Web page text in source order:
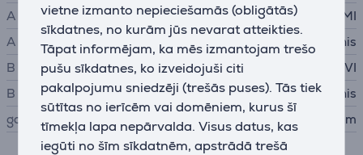
vietne izmanto nepieciešamās (obligātās)
sīkdatnes, no kurām jūs nevarat atteikties.
Tāpat informējam, ka mēs izmantojam trešo
pušu sīkdatnes, ko izveidojuši citi
pakalpojumu sniedzēji (trešās puses). Tās tiek
sūtītas no ierīcēm vai domēniem, kurus šī
tīmekļa lapa nepārvalda. Visus datus, kas
iegūti no šīm sīkdatnēm, apstrādā trešā
A kontakts
HDMI
A veida savienojums
spraudnis
B kontakts
DVI
B veida savienojums
spraudnis
garums
1,5 m